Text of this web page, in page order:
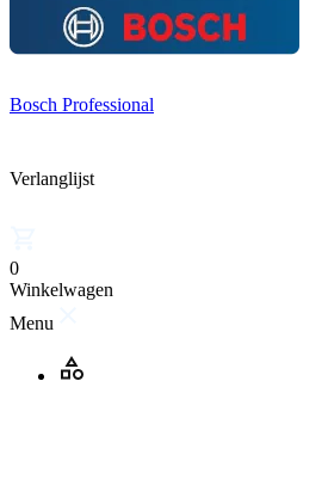
Bosch Professional
Verlanglijst
0
Winkelwagen
Menu